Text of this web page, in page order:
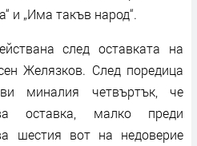
и „Има такъв народ“.
след оставката на
Желязков. След поредица
миналия четвъртък, че
оставка, малко преди
шестия вот на недоверие